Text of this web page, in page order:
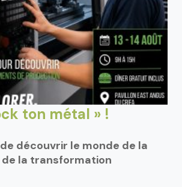
ton métal » !
découvrir le monde de la
la transformation